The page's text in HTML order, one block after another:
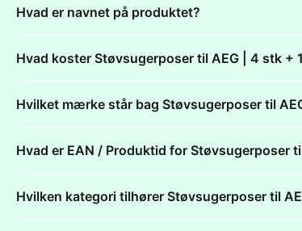
Hvad er navnet på produktet?
Hvad koster Støvsugerposer til AEG | 4 stk +
Hvilket mærke står bag Støvsugerposer til
Hvad er EAN / Produktid for Støvsugerposer
Hvilken kategori tilhører Støvsugerposer til